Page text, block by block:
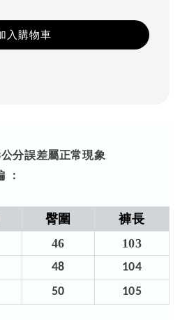
入購物車
公分誤差屬正常現象
：
臀圍
褲長
46 103​
48
104​
50 105​